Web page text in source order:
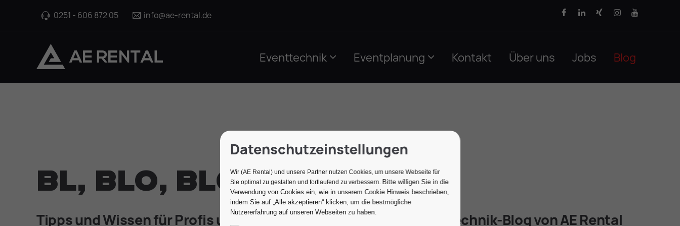
0251 - 606 872 05 info@ae-rental.de
Eventtechnik Eventplanung Kontakt Über uns Jobs Blog
BL, BLO, BLOG
Tipps und Wissen für Profis und Einsteiger - Der Veranstaltungstechnik-Blog von AE Rental
Datenschutzeinstellungen
Wir (AE Rental) und unsere Partner nutzen Cookies, um unsere Webseite für
Sie optimal zu gestalten und fortlaufend zu verbessern. Bitte willigen Sie in die
Verwendung von Cookies ein, wie in unserem Cookie Hinweis beschrieben,
indem Sie auf „Alle akzeptieren“ klicken, um die bestmögliche
Nutzererfahrung auf unseren Webseiten zu haben.